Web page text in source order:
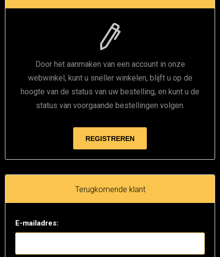
Door het aanmaken van een account in onze
webwinkel, kunt u sneller winkelen, blijft u op de
hoogte van de status van uw bestelling, en kunt u de
status van voorgaande bestellingen volgen.
Terugkomende klant
E-mailadres: